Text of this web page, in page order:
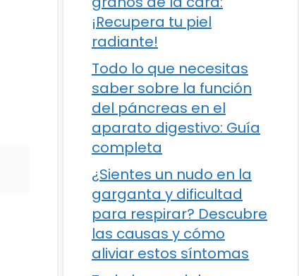
¡Recupera tu piel
radiante!
Todo lo que necesitas
saber sobre la función
del páncreas en el
aparato digestivo: Guía
completa
¿Sientes un nudo en la
garganta y dificultad
para respirar? Descubre
las causas y cómo
aliviar estos síntomas